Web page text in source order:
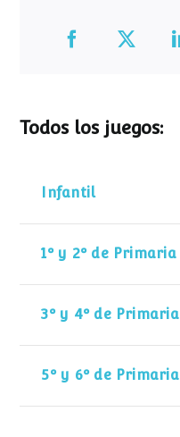
Todos los juegos:
Infantil
1º y 2º de Primaria
3º y 4º de Primaria
5º y 6º de Primaria